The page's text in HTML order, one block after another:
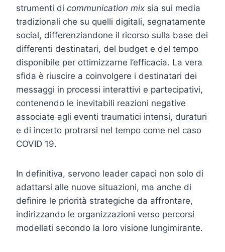
strumenti di communication mix sia sui media
tradizionali che su quelli digitali, segnatamente
social, differenziandone il ricorso sulla base dei
differenti destinatari, del budget e del tempo
disponibile per ottimizzarne l’efficacia. La vera
sfida è riuscire a coinvolgere i destinatari dei
messaggi in processi interattivi e partecipativi,
contenendo le inevitabili reazioni negative
associate agli eventi traumatici intensi, duraturi
e di incerto protrarsi nel tempo come nel caso
COVID 19.
In definitiva, servono leader capaci non solo di
adattarsi alle nuove situazioni, ma anche di
definire le priorità strategiche da affrontare,
indirizzando le organizzazioni verso percorsi
modellati secondo la loro visione lungimirante.